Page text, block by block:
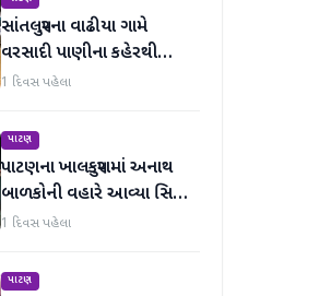
સાંતલપુરના વાઢીયા ગામે
વરસાદી પાણીના કહેરથી
ગ્રામજનો હાલાકીમાં
1 દિવસ પહેલા
પાટણ
પાટણના ખાલકપુરામાં અનાથ
બાળકોની વહારે આવ્યા સિટી
'એ' ડિવિઝન PI અને તેમની
1 દિવસ પહેલા
પાટણ